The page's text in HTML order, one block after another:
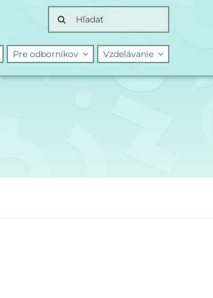
Search
for:
Pre odborníkov Vzdelávanie